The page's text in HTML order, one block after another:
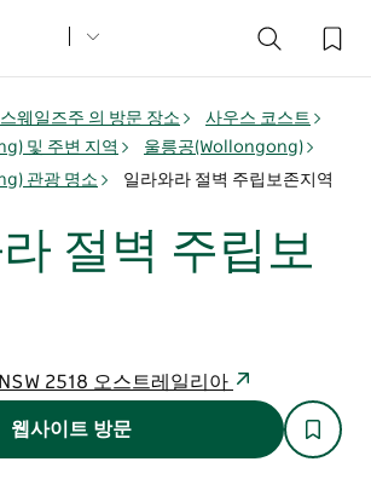
웨일즈주 의 방문 장소
사우스 코스트
및 주변 지역
울릉공(Wollongong)
관광 명소
일라와라 절벽 주립보존지역
절벽 주립보
2518 오스트레일리아
웹사이트 방문